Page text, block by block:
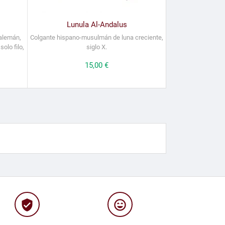
filo,
Lunula Al-Andalus
Colgante hispano-musulmán de luna creciente,
siglo X.
Precio
15,00 €
verified_user sentiment_very_satisfied